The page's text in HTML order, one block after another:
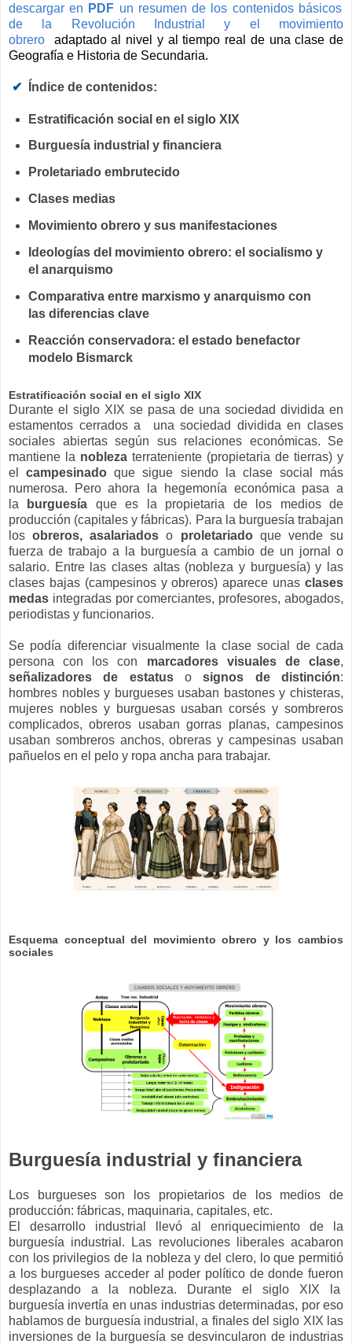
descargar en PDF un resumen de los contenidos básicos
de la Revolución Industrial y el movimiento
obrero adaptado al nivel y al tiempo real de una clase de
Geografía e Historia de Secundaria.
✔ Índice de contenidos:
Estratificación social en el siglo XIX
Burguesía industrial y financiera
Proletariado embrutecido
Clases medias
Movimiento obrero y sus manifestaciones
Ideologías del movimiento obrero: el socialismo y
el anarquismo
Comparativa entre marxismo y anarquismo con
las diferencias clave
Reacción conservadora: el estado benefactor
modelo Bismarck
Estratificación social en el siglo XIX
Durante el siglo XIX se pasa de una sociedad dividida en
estamentos cerrados a una sociedad dividida en clases
sociales abiertas según sus relaciones económicas. Se
mantiene la nobleza terrateniente (propietaria de tierras) y
elcampesinadoque sigue siendo la clase social más
numerosa. Pero ahora la hegemonía económica pasa a
la
burguesía que es la propietaria de los medios de
producción (capitales y fábricas). Para la burguesía trabajan
losobreros, asalariadoso proletariado que vende su
fuerza de trabajo a la burguesía a cambio de un jornal o
salario. Entre las clases altas (nobleza y burguesía) y las
clases bajas (campesinos y obreros) aparece unas clases
medas integradas por comerciantes, profesores, abogados,
periodistas y funcionarios.
Se podía diferenciar visualmente la clase social de cada
persona con los con marcadores visuales de clase,
señalizadores de estatus osignos de distinción:
hombres nobles y burgueses usaban bastones y chisteras,
mujeres nobles y burguesas usaban corsés y sombreros
complicados, obreros usaban gorras planas, campesinos
usaban sombreros anchos, obreras y campesinas usaban
pañuelos en el pelo y ropa ancha para trabajar.
Esquema conceptual del movimiento obrero y los cambios
sociales
Burguesía industrial y financiera
Los burgueses son los propietarios de los medios de
producción: fábricas, maquinaria, capitales, etc.
El desarrollo industrial llevó al enriquecimiento de la
burguesía industrial. Las revoluciones liberales acabaron
con los privilegios de la nobleza y del clero, lo que permitió
a los burgueses acceder al poder político de donde fueron
desplazando a la nobleza. Durante el siglo XIX la
burguesía invertía en unas industrias determinadas, por eso
hablamos de burguesía industrial, a finales del siglo XIX las
inversiones de la burguesía se desvincularon de industrias